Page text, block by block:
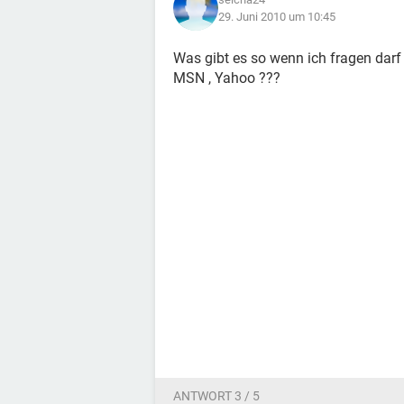
29. Juni 2010 um 10:45
Was gibt es so wenn ich fragen darf
MSN , Yahoo ???
ANTWORT 3 / 5